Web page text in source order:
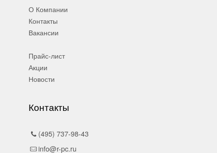
О Компании
Контакты
Вакансии
Прайс-лист
Акции
Новости
Контакты
(495) 737-98-43
info@r-pc.ru